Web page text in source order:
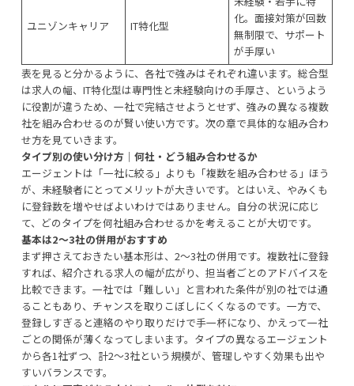
ユニゾンキャリア IT特化型
化。面接対策が回数
無制限で、サポート
が手厚い
表を見ると分かるように、各社で強みはそれぞれ違います。総合型
は求人の幅、IT特化型は専門性と未経験向けの手厚さ、というよう
に役割が違うため、一社で完結させようとせず、強みの異なる複数
社を組み合わせるのが賢い使い方です。次の章で具体的な組み合わ
せ方を見ていきます。
タイプ別の使い分け方｜何社・どう組み合わせるか
エージェントは「一社に絞る」よりも「複数を組み合わせる」ほう
が、未経験者にとってメリットが大きいです。とはいえ、やみくも
に登録数を増やせばよいわけではありません。自分の状況に応じ
て、どのタイプを何社組み合わせるかを考えることが大切です。
基本は2〜3社の併用がおすすめ
まず押さえておきたい基本形は、2〜3社の併用です。複数社に登録
すれば、紹介される求人の幅が広がり、担当者ごとのアドバイスを
比較できます。一社では「難しい」と言われた条件が別の社では通
ることもあり、チャンスを取りこぼしにくくなるのです。一方で、
登録しすぎると連絡のやり取りだけで手一杯になり、かえって一社
ごとの関係が薄くなってしまいます。タイプの異なるエージェント
から各1社ずつ、計2〜3社という規模が、管理しやすく効果も出や
すいバランスです。